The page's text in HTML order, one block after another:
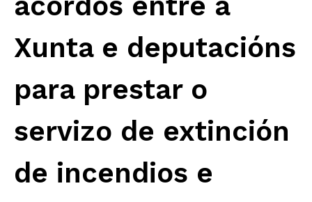
Xunta e deputacións
para prestar o
servizo de extinción
de incendios e